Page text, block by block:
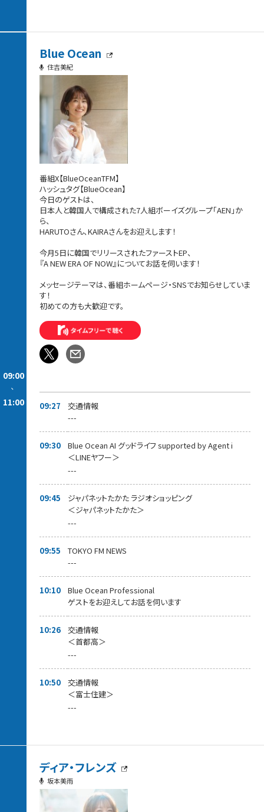
09:00
-
11:00
Blue Ocean
住吉美紀
番組X【BlueOceanTFM】
ハッシュタグ【BlueOcean】
今日のゲストは、
日本人と韓国人で構成された7人組ボーイズグループ「AEN」か
ら、
HARUTOさん、KAIRAさんをお迎えします！
今月5日に韓国でリリースされたファーストEP、
『A NEW ERA OF NOW』についてお話を伺います！
メッセージテーマは、番組ホームページ・SNSでお知らせしていま
す！
初めての方も大歓迎です。
09:27
交通情報
---
09:30
Blue Ocean AI グッドライフ supported by Agent i
＜LINEヤフー＞
---
09:45
ジャパネットたかた ラジオショッピング
＜ジャパネットたかた＞
---
09:55
TOKYO FM NEWS
---
10:10
Blue Ocean Professional
ゲストをお迎えしてお話を伺います
10:26
交通情報
＜首都高＞
---
10:50
交通情報
＜富士住建＞
---
ディア・フレンズ
坂本美雨